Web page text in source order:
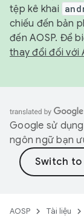
tệp kê khai
chiếu đến bản
đến AOSP. Để
thay đổi đối với
Google sử
ngôn ngữ bạn
AOSP Tài liệu